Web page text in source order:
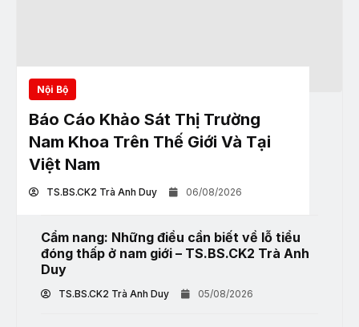
Nội Bộ
Báo Cáo Khảo Sát Thị Trường
Nam Khoa Trên Thế Giới Và Tại
Việt Nam
TS.BS.CK2 Trà Anh Duy 06/08/2026
Cẩm nang: Những điều cần biết về lỗ tiểu
đóng thấp ở nam giới – TS.BS.CK2 Trà Anh
Duy
TS.BS.CK2 Trà Anh Duy 05/08/2026